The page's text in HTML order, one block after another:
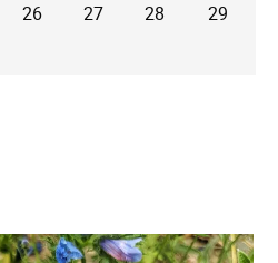
26 27 28
29